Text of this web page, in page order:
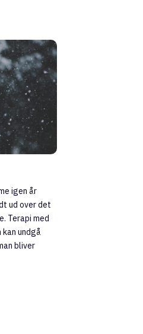
igen år
ud over det
Terapi med
undgå
bliver